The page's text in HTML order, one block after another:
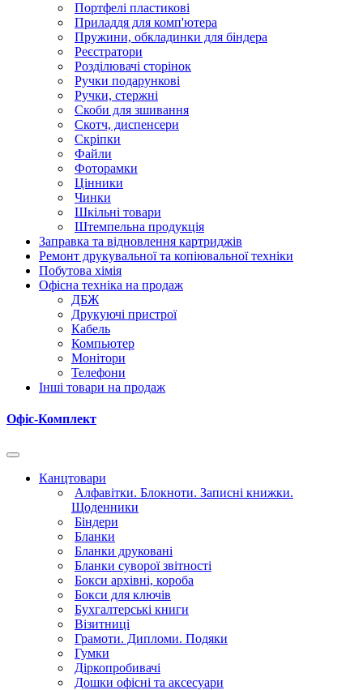
Портфелі пластикові
Приладдя для комп'ютера
Пружини, обкладинки для біндера
Реєстратори
Розділювачі сторінок
Ручки подарункові
Ручки, стержні
Скоби для зшивання
Скотч, диспенсери
Скріпки
Файли
Фоторамки
Цінники
Чинки
Шкільні товари
Штемпельна продукція
Заправка та відновлення картриджів
Ремонт друкувальної та копіювальної техніки
Побутова хімія
Офісна техніка на продаж
ДБЖ
Друкуючі пристрої
Кабель
Компьютер
Монітори
Телефони
Інші товари на продаж
Офіс-Комплект
Канцтовари
Алфавітки. Блокноти. Записні книжки.
Щоденники
Біндери
Бланки
Бланки друковані
Бланки суворої звітності
Бокси архівні, короба
Бокси для ключів
Бухгалтерські книги
Візитниці
Грамоти. Дипломи. Подяки
Гумки
Діркопробивачі
Дошки офісні та аксесуари